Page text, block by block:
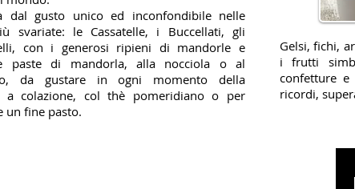
dal gusto unico ed inconfondibile nelle
svariate: le Cassatelle, i Buccellati, gli
con i generosi ripieni di mandorle e
paste di mandorla, alla nocciola o al
da gustare in ogni momento della
a colazione, col thè pomeridiano o per
un fine pasto.
Gelsi, fichi,
i frutti
confetture
ricordi,